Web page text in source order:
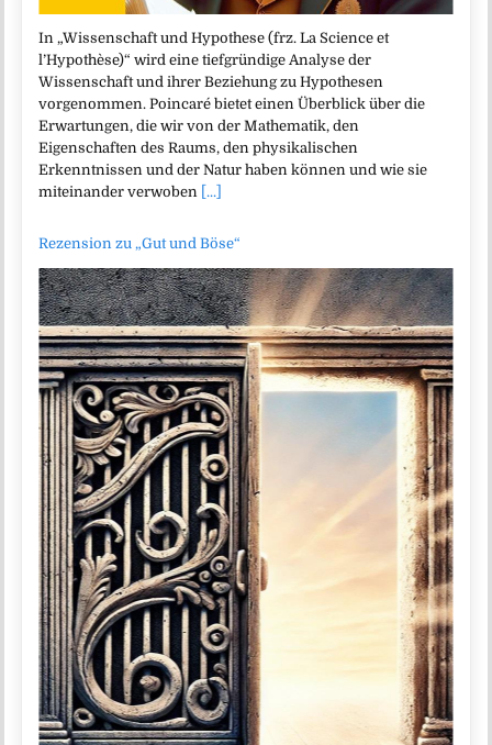
In „Wissenschaft und Hypothese (frz. La Science et
l’Hypothèse)“ wird eine tiefgründige Analyse der
Wissenschaft und ihrer Beziehung zu Hypothesen
vorgenommen. Poincaré bietet einen Überblick über die
Erwartungen, die wir von der Mathematik, den
Eigenschaften des Raums, den physikalischen
Erkenntnissen und der Natur haben können und wie sie
miteinander verwoben [...]
Rezension zu „Gut und Böse“